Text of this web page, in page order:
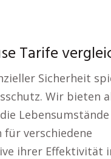
Tarife
Sicherheit
Wir bieten
für verschiedene
ihrer Effektivität